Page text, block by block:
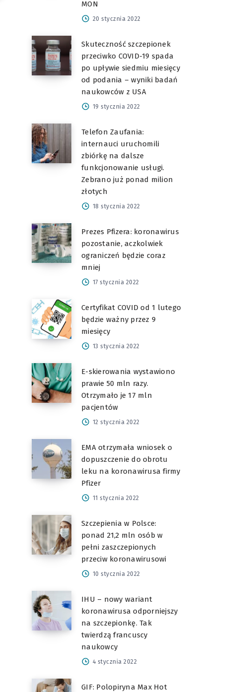
MON
20 stycznia 2022
Skuteczność szczepionek
przeciwko COVID-19 spada
po upływie siedmiu miesięcy
od podania – wyniki badań
naukowców z USA
19 stycznia 2022
Telefon Zaufania:
internauci uruchomili
zbiórkę na dalsze
funkcjonowanie usługi.
Zebrano już ponad milion
złotych
18 stycznia 2022
Prezes Pfizera: koronawirus
pozostanie, aczkolwiek
ograniczeń będzie coraz
mniej
17 stycznia 2022
Certyfikat COVID od 1 lutego
będzie ważny przez 9
miesięcy
13 stycznia 2022
E-skierowania wystawiono
prawie 50 mln razy.
Otrzymało je 17 mln
pacjentów
12 stycznia 2022
EMA otrzymała wniosek o
dopuszczenie do obrotu
leku na koronawirusa firmy
Pfizer
11 stycznia 2022
Szczepienia w Polsce:
ponad 21,2 mln osób w
pełni zaszczepionych
przeciw koronawirusowi
10 stycznia 2022
IHU – nowy wariant
koronawirusa odporniejszy
na szczepionkę. Tak
twierdzą francuscy
naukowcy
4 stycznia 2022
GIF: Polopiryna Max Hot